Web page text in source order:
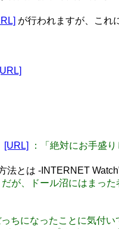
が行われますが、これ
[URL]
：「絶対にお手盛
法とは -INTERNET
が、ドール沼にはまっ
ちになったことに気付い